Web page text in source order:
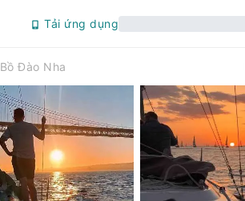
Tải ứng dụng
Đào Nha